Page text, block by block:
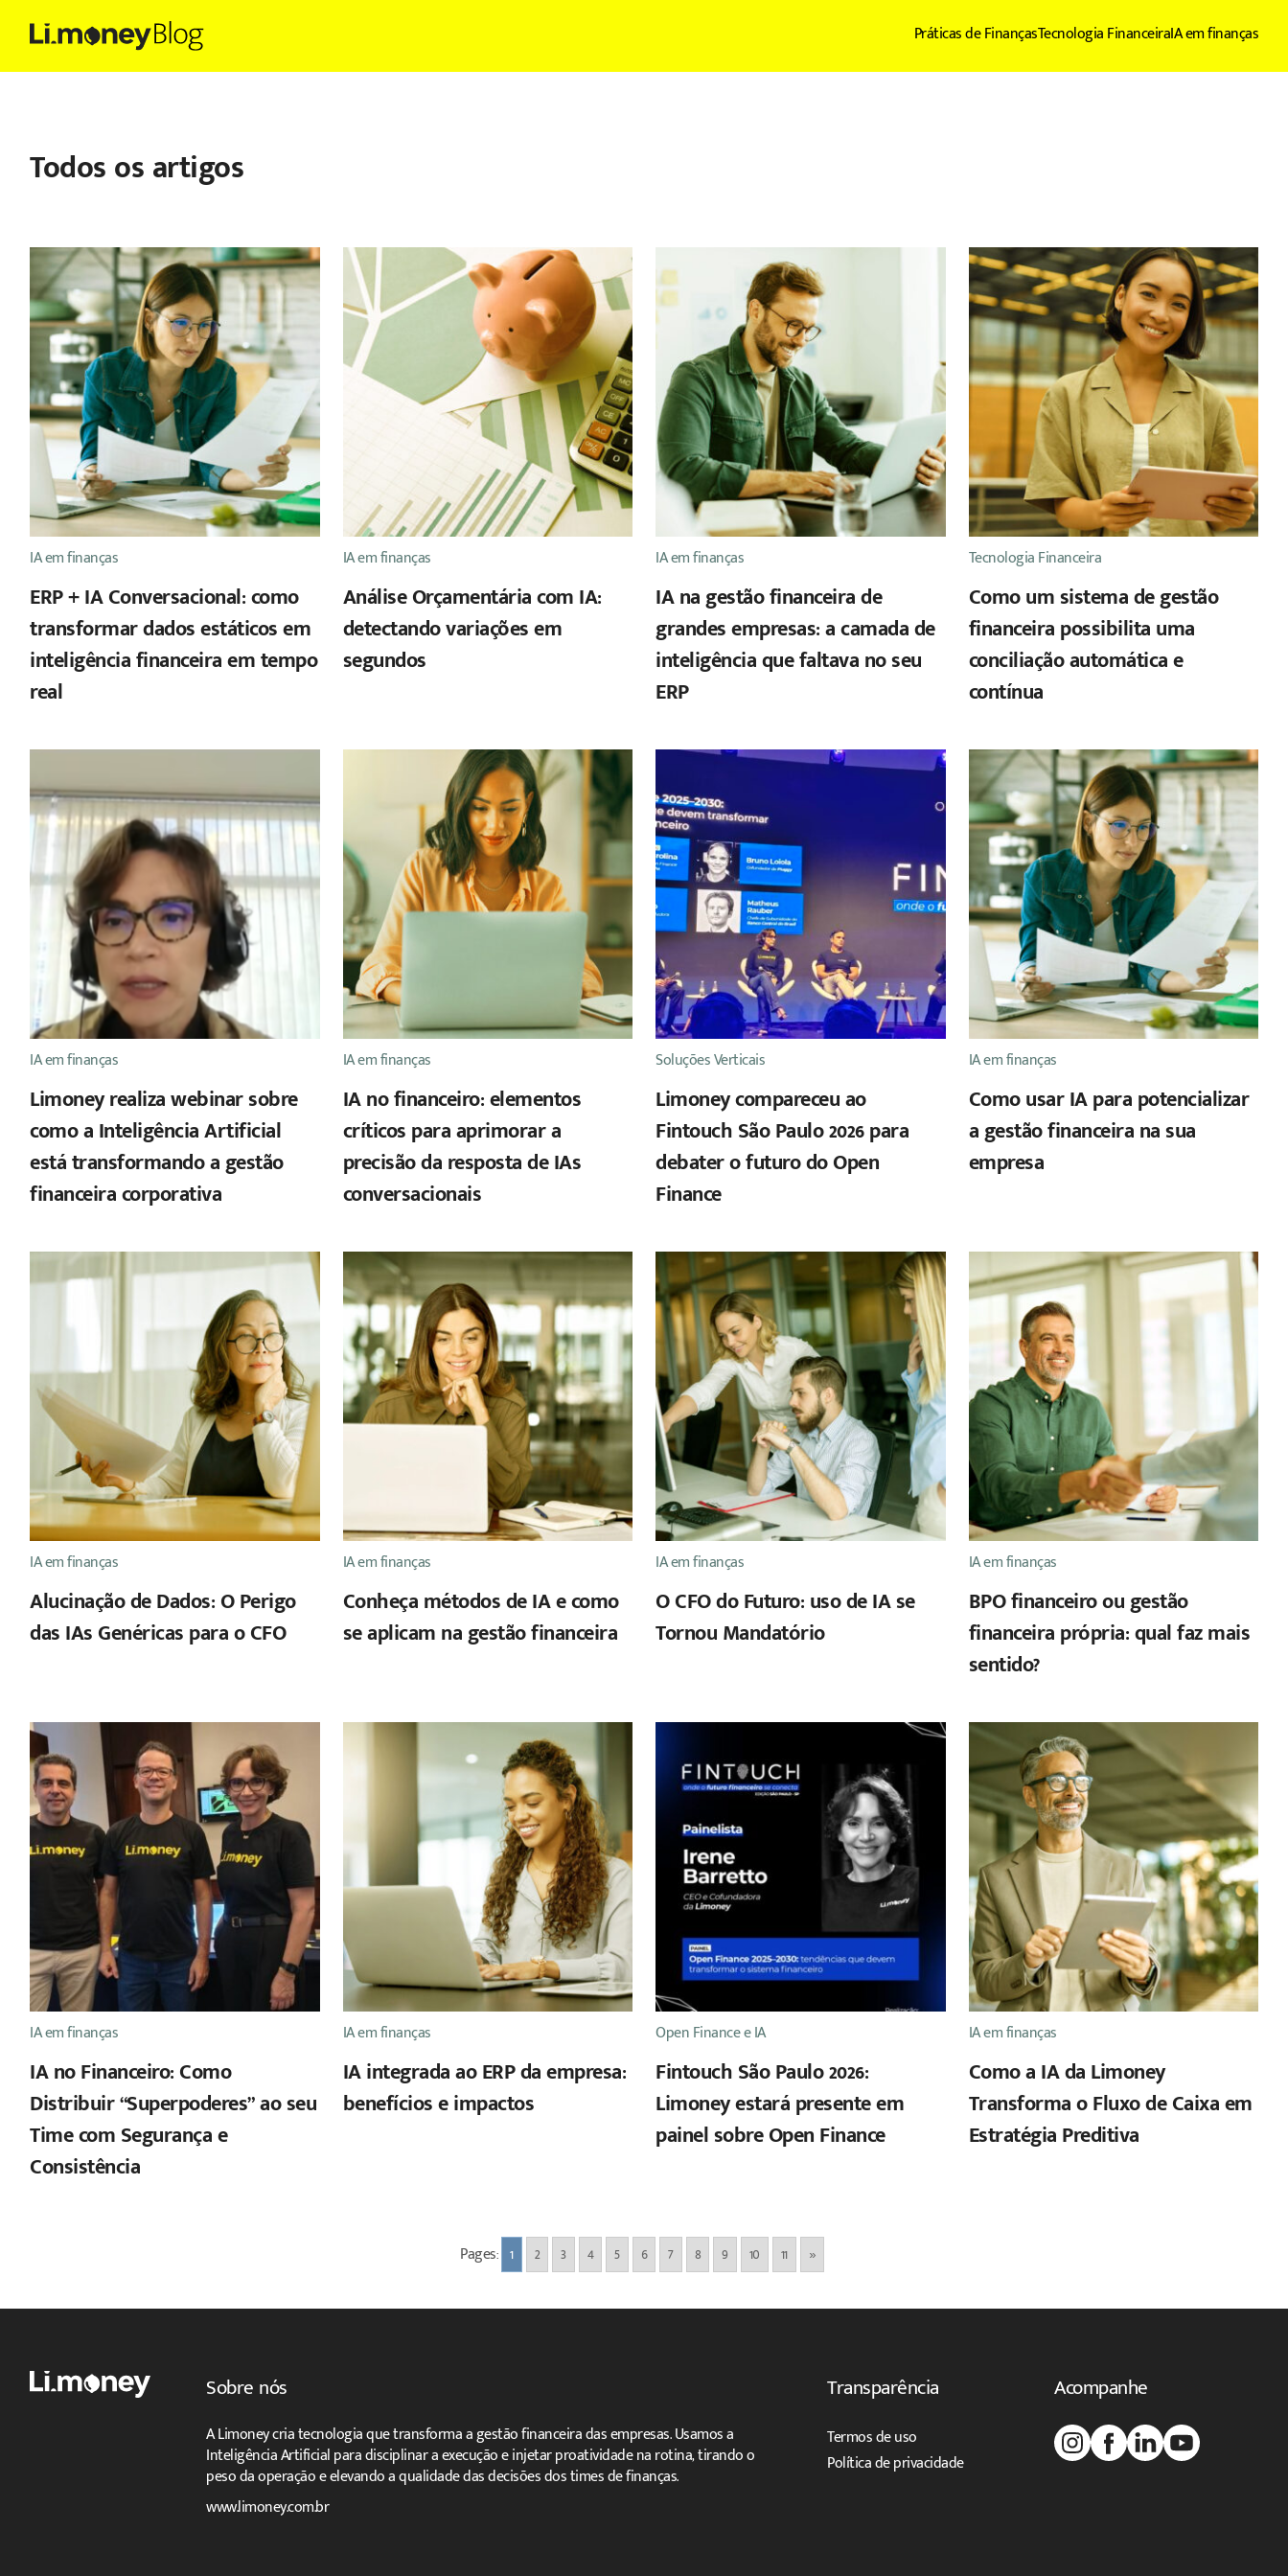
Práticas de FinançasTecnologia FinanceiraIA em finanças
Todos os artigos
IA em finanças
ERP + IA Conversacional: como
transformar dados estáticos em
inteligência financeira em tempo
real
IA em finanças
Análise Orçamentária com IA:
detectando variações em
segundos
IA em finanças
IA na gestão financeira de
grandes empresas: a camada de
inteligência que faltava no seu
ERP
Tecnologia Financeira
Como um sistema de gestão
financeira possibilita uma
conciliação automática e
contínua
IA em finanças
Limoney realiza webinar sobre
como a Inteligência Artificial
está transformando a gestão
financeira corporativa
IA em finanças
IA no financeiro: elementos
críticos para aprimorar a
precisão da resposta de IAs
conversacionais
Soluções Verticais
Limoney compareceu ao
Fintouch São Paulo 2026 para
debater o futuro do Open
Finance
IA em finanças
Como usar IA para potencializar
a gestão financeira na sua
empresa
IA em finanças
Alucinação de Dados: O Perigo
das IAs Genéricas para o CFO
IA em finanças
Conheça métodos de IA e como
se aplicam na gestão financeira
IA em finanças
O CFO do Futuro: uso de IA se
Tornou Mandatório
IA em finanças
BPO financeiro ou gestão
financeira própria: qual faz mais
sentido?
IA em finanças
IA no Financeiro: Como
Distribuir “Superpoderes” ao seu
Time com Segurança e
Consistência
IA em finanças
IA integrada ao ERP da empresa:
benefícios e impactos
Open Finance e IA
Fintouch São Paulo 2026:
Limoney estará presente em
painel sobre Open Finance
IA em finanças
Como a IA da Limoney
Transforma o Fluxo de Caixa em
Estratégia Preditiva
Pages: 1 2 3 4 5 6 7 8 9 10 11 »
Sobre nós
A Limoney cria tecnologia que transforma a gestão financeira das empresas. Usamos a
Inteligência Artificial para disciplinar a execução e injetar proatividade na rotina, tirando o
peso da operação e elevando a qualidade das decisões dos times de finanças.
www.limoney.com.br
Transparência
Termos de uso
Política de privacidade
Acompanhe